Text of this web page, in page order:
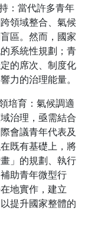
：當代許多青年
領域整合、氣候
區。然而，國家
系統性規劃；青
的席次、制度化
力的治理能量。
培育：氣候調適
治理，亟需結合
會議青年代表及
既有基礎上，將
」的規劃、執行
助青年微型行
地實作，建立
提升國家整體的